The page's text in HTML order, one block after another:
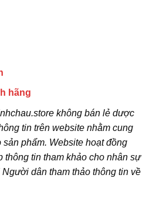
hãng
không bán lẻ dược
tin trên website nhằm cung
phẩm. Website hoạt đồng
thông tin tham khảo cho nhân sự
dân tham thảo thông tin về